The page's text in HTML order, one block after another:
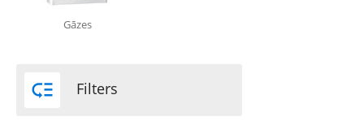
Gāzes
 Filters